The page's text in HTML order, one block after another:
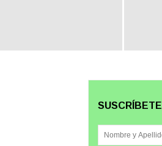
SUSCRÍBETE